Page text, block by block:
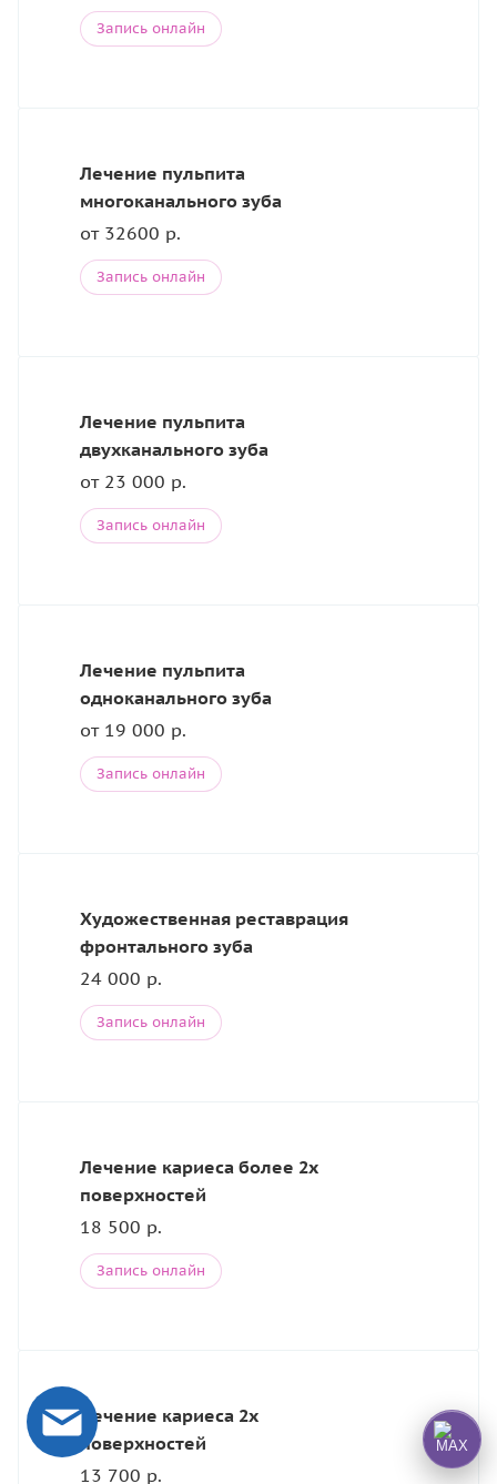
Запись онлайн
Лечение пульпита
многоканального зуба
от 32600 р.
Запись онлайн
Лечение пульпита
двухканального зуба
от 23 000 р.
Запись онлайн
Лечение пульпита
одноканального зуба
от 19 000 р.
Запись онлайн
Художественная реставрация
фронтального зуба
24 000 р.
Запись онлайн
Лечение кариеса более 2х
поверхностей
18 500 р.
Запись онлайн
Лечение кариеса 2х
поверхностей
13 700 р.